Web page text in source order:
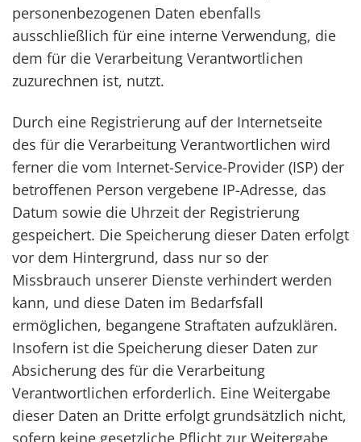
personenbezogenen Daten ebenfalls
ausschließlich für eine interne Verwendung, die
dem für die Verarbeitung Verantwortlichen
zuzurechnen ist, nutzt.
Durch eine Registrierung auf der Internetseite
des für die Verarbeitung Verantwortlichen wird
ferner die vom Internet-Service-Provider (ISP) der
betroffenen Person vergebene IP-Adresse, das
Datum sowie die Uhrzeit der Registrierung
gespeichert. Die Speicherung dieser Daten erfolgt
vor dem Hintergrund, dass nur so der
Missbrauch unserer Dienste verhindert werden
kann, und diese Daten im Bedarfsfall
ermöglichen, begangene Straftaten aufzuklären.
Insofern ist die Speicherung dieser Daten zur
Absicherung des für die Verarbeitung
Verantwortlichen erforderlich. Eine Weitergabe
dieser Daten an Dritte erfolgt grundsätzlich nicht,